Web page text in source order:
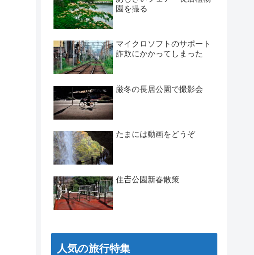
園を撮る
マイクロソフトのサポート
詐欺にかかってしまった
厳冬の長居公園で撮影会
たまには動画をどうぞ
住𠮷公園新春散策
人気の旅行特集